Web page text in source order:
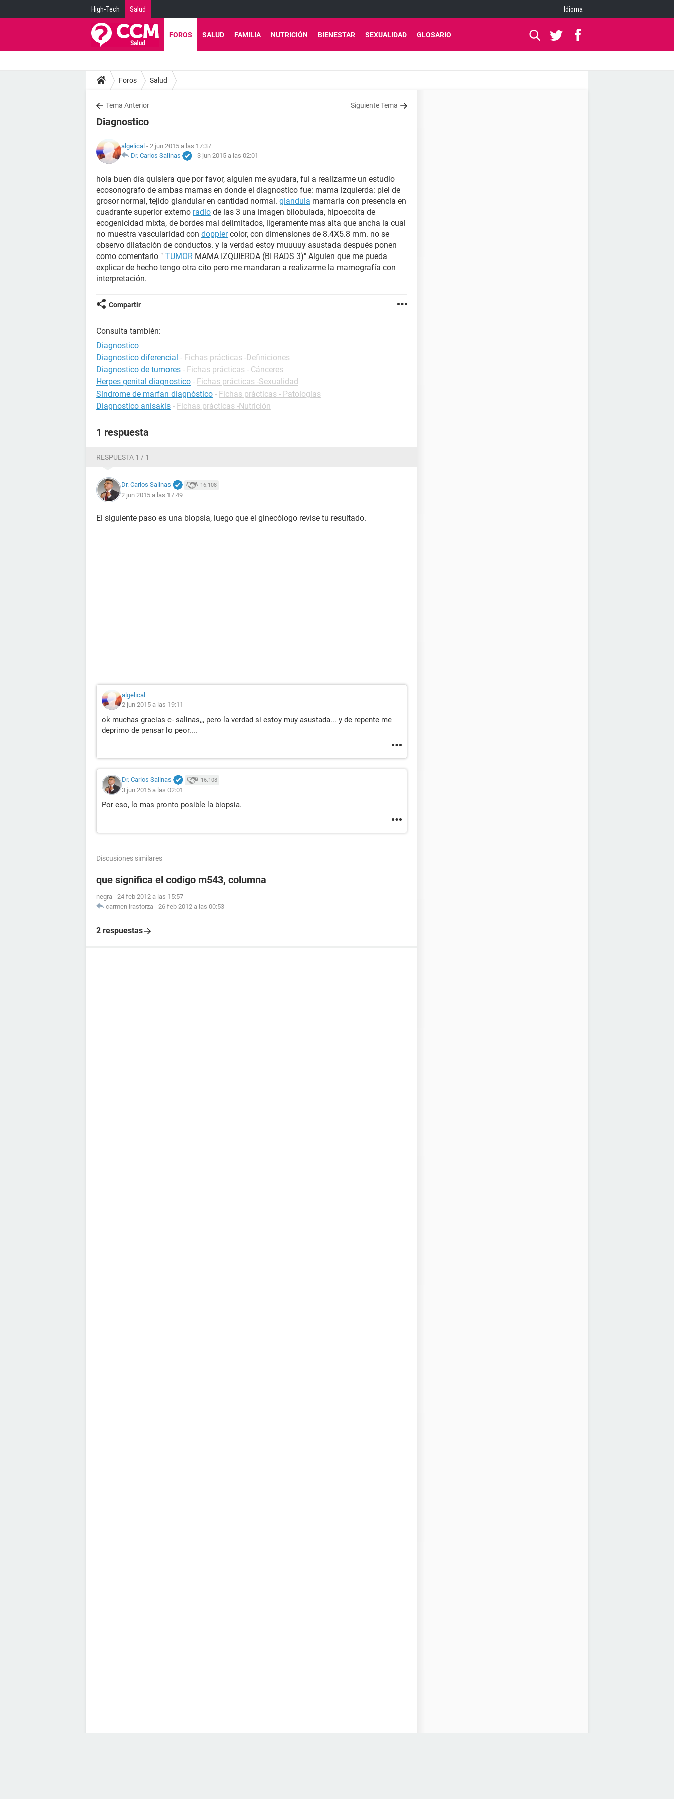
High-Tech Salud Idioma
FOROS SALUD FAMILIA NUTRICIÓN BIENESTAR SEXUALIDAD GLOSARIO
Foros Salud
Tema Anterior Siguiente Tema
Diagnostico
algelical - 2 jun 2015 a las 17:37
Dr. Carlos Salinas
- 3 jun 2015 a las 02:01
hola buen día quisiera que por favor, alguien me ayudara, fui a realizarme un estudio
ecosonografo de ambas mamas en donde el diagnostico fue: mama izquierda: piel de
grosor normal, tejido glandular en cantidad normal. glandula mamaria con presencia en
cuadrante superior externo radio de las 3 una imagen bilobulada, hipoecoita de
ecogenicidad mixta, de bordes mal delimitados, ligeramente mas alta que ancha la cual
no muestra vascularidad con dopplercolor, con dimensiones de 8.4X5.8 mm. no se
observo dilatación de conductos. y la verdad estoy muuuuy asustada después ponen
como comentario " TUMOR MAMA IZQUIERDA (BI RADS 3)" Alguien que me pueda
explicar de hecho tengo otra cito pero me mandaran a realizarme la mamografía con
interpretación.
Compartir
Consulta también:
Diagnostico
Diagnostico diferencial - Fichas prácticas -Definiciones
Diagnostico de tumores - Fichas prácticas - Cánceres
Herpes genital diagnostico - Fichas prácticas -Sexualidad
Síndrome de marfan diagnóstico - Fichas prácticas - Patologías
Diagnostico anisakis - Fichas prácticas -Nutrición
1 respuesta
RESPUESTA 1 / 1
Dr. Carlos Salinas 16.108
2 jun 2015 a las 17:49
El siguiente paso es una biopsia, luego que el ginecólogo revise tu resultado.
algelical
2 jun 2015 a las 19:11
ok muchas gracias c- salinas,,, pero la verdad si estoy muy asustada... y de repente me
deprimo de pensar lo peor....
Dr. Carlos Salinas 16.108
3 jun 2015 a las 02:01
Por eso, lo mas pronto posible la biopsia.
Discusiones similares
que significa el codigo m543, columna
negra - 24 feb 2012 a las 15:57
carmen irastorza - 26 feb 2012 a las 00:53
2 respuestas